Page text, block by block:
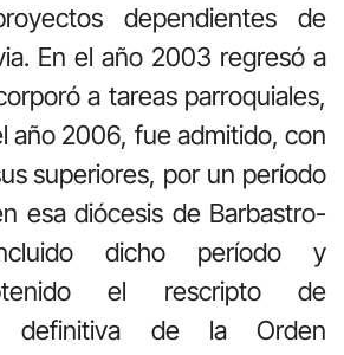
dependientes de
En el año 2003 regresó a
a tareas parroquiales,
año 2006, fue admitido, con
superiores, por un período
esa diócesis de Barbastro-
dicho período y
el rescripto de
definitiva de la Orden